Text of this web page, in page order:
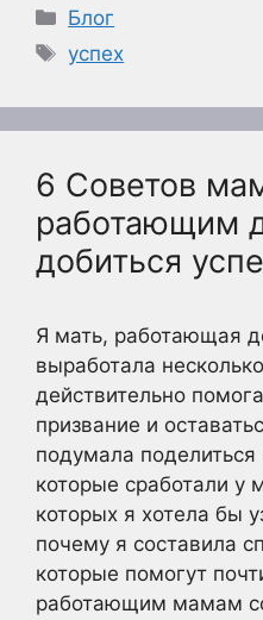
Рубрики
Блог
Метки
успех
6 Советов
работающим
добиться
Я мать, работающая
выработала
действительно
призвание и
подумала
которые сработали
которых я хотела бы
почему я составила
которые помогут
работающим мамам